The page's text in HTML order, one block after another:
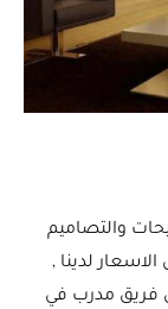
والتصاميم
لدينا ,
فريق مدرب في